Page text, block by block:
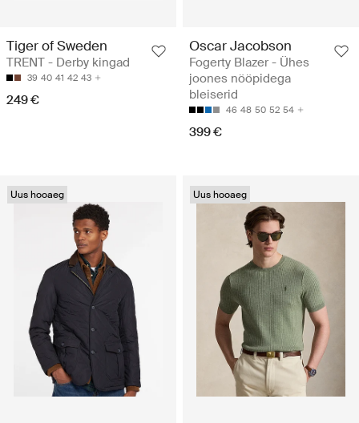
Tiger of Sweden
TRENT - Derby kingad
39 40 41 42 43
249 €
Oscar Jacobson
Fogerty Blazer - Ühes
joones nööpidega
bleiserid
46 48 50 52 54
399 €
Uus hooaeg Uus hooaeg